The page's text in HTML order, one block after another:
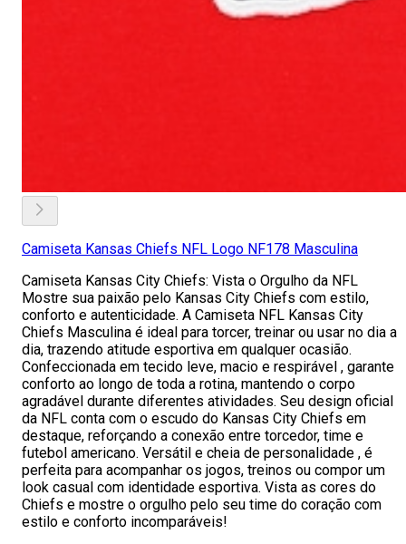
Camiseta Kansas Chiefs NFL Logo NF178 Masculina
Camiseta Kansas City Chiefs: Vista o Orgulho da NFL
Mostre sua paixão pelo Kansas City Chiefs com estilo,
conforto e autenticidade. A Camiseta NFL Kansas City
Chiefs Masculina é ideal para torcer, treinar ou usar no dia a
dia, trazendo atitude esportiva em qualquer ocasião.
Confeccionada em tecido leve, macio e respirável , garante
conforto ao longo de toda a rotina, mantendo o corpo
agradável durante diferentes atividades. Seu design oficial
da NFL conta com o escudo do Kansas City Chiefs em
destaque, reforçando a conexão entre torcedor, time e
futebol americano. Versátil e cheia de personalidade , é
perfeita para acompanhar os jogos, treinos ou compor um
look casual com identidade esportiva. Vista as cores do
Chiefs e mostre o orgulho pelo seu time do coração com
estilo e conforto incomparáveis!